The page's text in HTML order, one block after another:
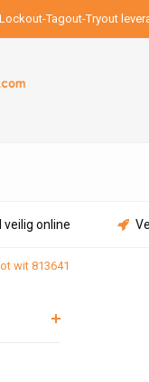
Tagout-Tryout
veilig online
wit 813641